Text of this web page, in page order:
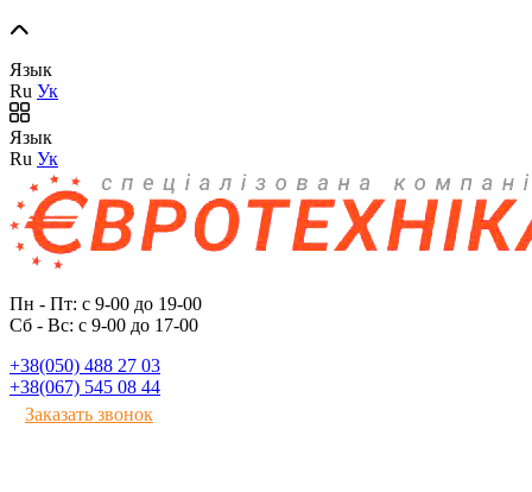
Язык
Ru Ук
Язык
Ru Ук
Пн - Пт: с 9-00 до 19-00
Сб - Вс: с 9-00 до 17-00
+38(050) 488 27 03
+38(067) 545 08 44
Заказать звонок